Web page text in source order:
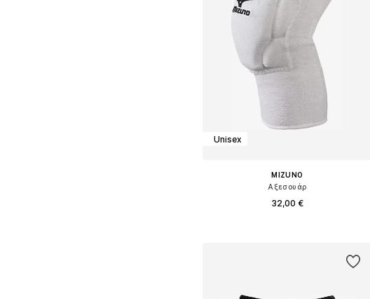
Unisex
MIZUNO
Αξεσουάρ
32,00 €